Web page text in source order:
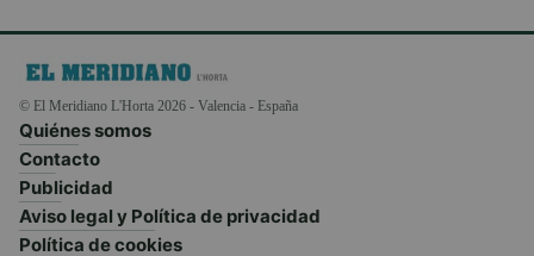
© El Meridiano L'Horta 2026 - Valencia - España
Quiénes somos
Contacto
Publicidad
Aviso legal y Política de privacidad
Política de cookies